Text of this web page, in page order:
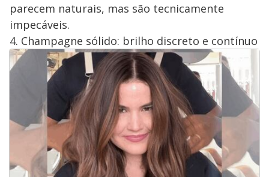
parecem naturais, mas são tecnicamente
impecáveis.
4. Champagne sólido: brilho discreto e contínuo